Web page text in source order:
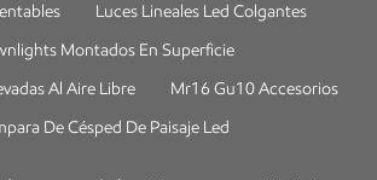
Luces Lineales Led Colgantes
Montados En Superficie
Al Aire Libre
Mr16 Gu10 Accesorios
De Césped De Paisaje Led